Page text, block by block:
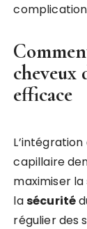
cheveux
efficace
L’intégration
capillaire
maximiser la
lasécurité
régulier des